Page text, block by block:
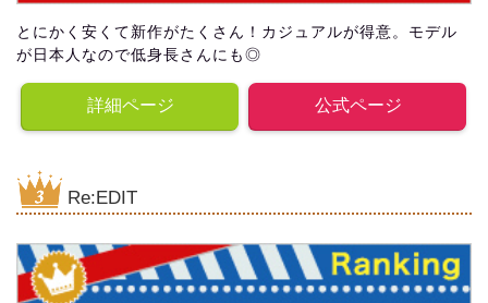
とにかく安くて新作がたくさん！カジュアルが得意。モデル
が日本人なので低身長さんにも◎
詳細ページ 公式ページ
Re:EDIT